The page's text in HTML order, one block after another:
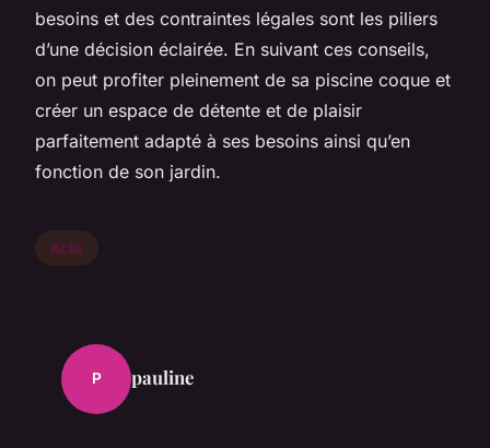
besoins et des contraintes légales sont les piliers
d’une décision éclairée. En suivant ces conseils,
on peut profiter pleinement de sa piscine coque et
créer un espace de détente et de plaisir
parfaitement adapté à ses besoins ainsi qu’en
fonction de son jardin.
Actu
P pauline